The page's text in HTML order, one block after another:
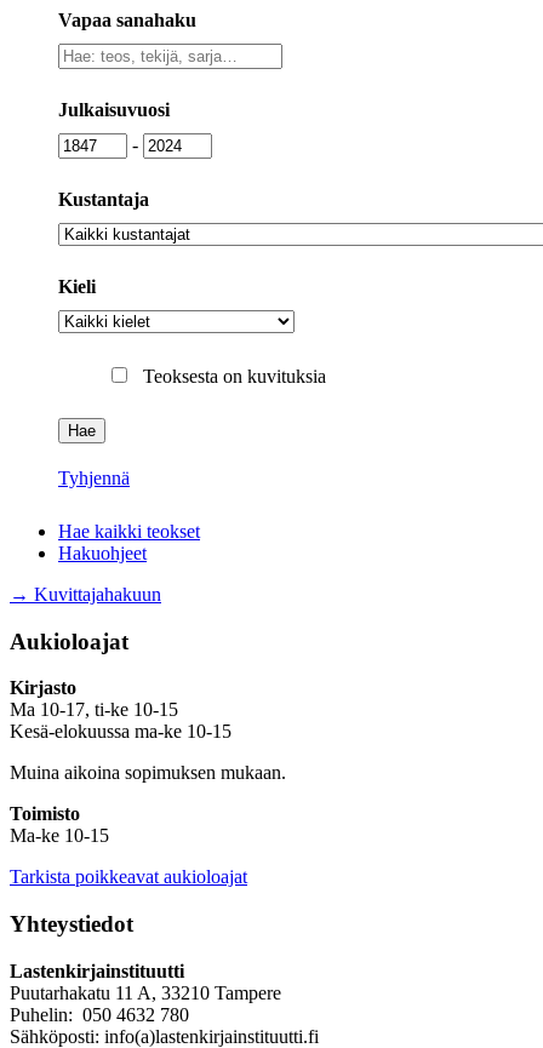
Vapaa sanahaku
Vapaa
sanahaku
Julkaisuvuosi
Julkaisuvuosi
- Julkaisuvuosi
Kustantaja
Kustantaja
Kieli
Kieli
Teoksesta on kuvituksia
Tyhjennä
Hae kaikki teokset
Hakuohjeet
→ Kuvittajahakuun
Aukioloajat
Kirjasto
Ma 10-17, ti-ke 10-15
Kesä-elokuussa ma-ke 10-15
Muina aikoina sopimuksen mukaan.
Toimisto
Ma-ke 10-15
Tarkista poikkeavat aukioloajat
Yhteystiedot
Lastenkirjainstituutti
Puutarhakatu 11 A, 33210 Tampere
Puhelin: 050 4632 780
Sähköposti: info(a)lastenkirjainstituutti.fi